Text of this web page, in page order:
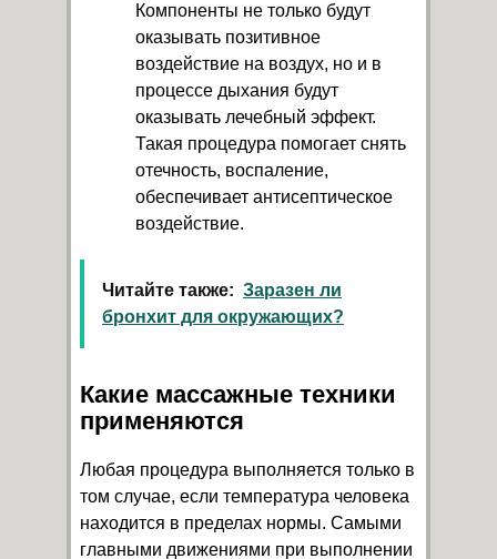
Компоненты не только будут
оказывать позитивное
воздействие на воздух, но и в
процессе дыхания будут
оказывать лечебный эффект.
Такая процедура помогает снять
отечность, воспаление,
обеспечивает антисептическое
воздействие.
Читайте также: Заразен ли
бронхит для окружающих?
Какие массажные техники
применяются
Любая процедура выполняется только в
том случае, если температура человека
находится в пределах нормы. Самыми
главными движениями при выполнении